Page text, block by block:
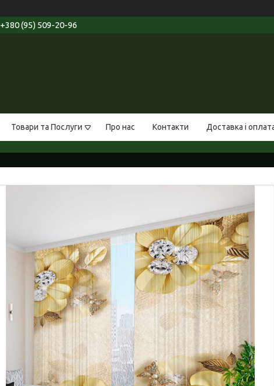
+380 (95) 509-20-96
Товари та Послуги Про нас Контакти Доставка і